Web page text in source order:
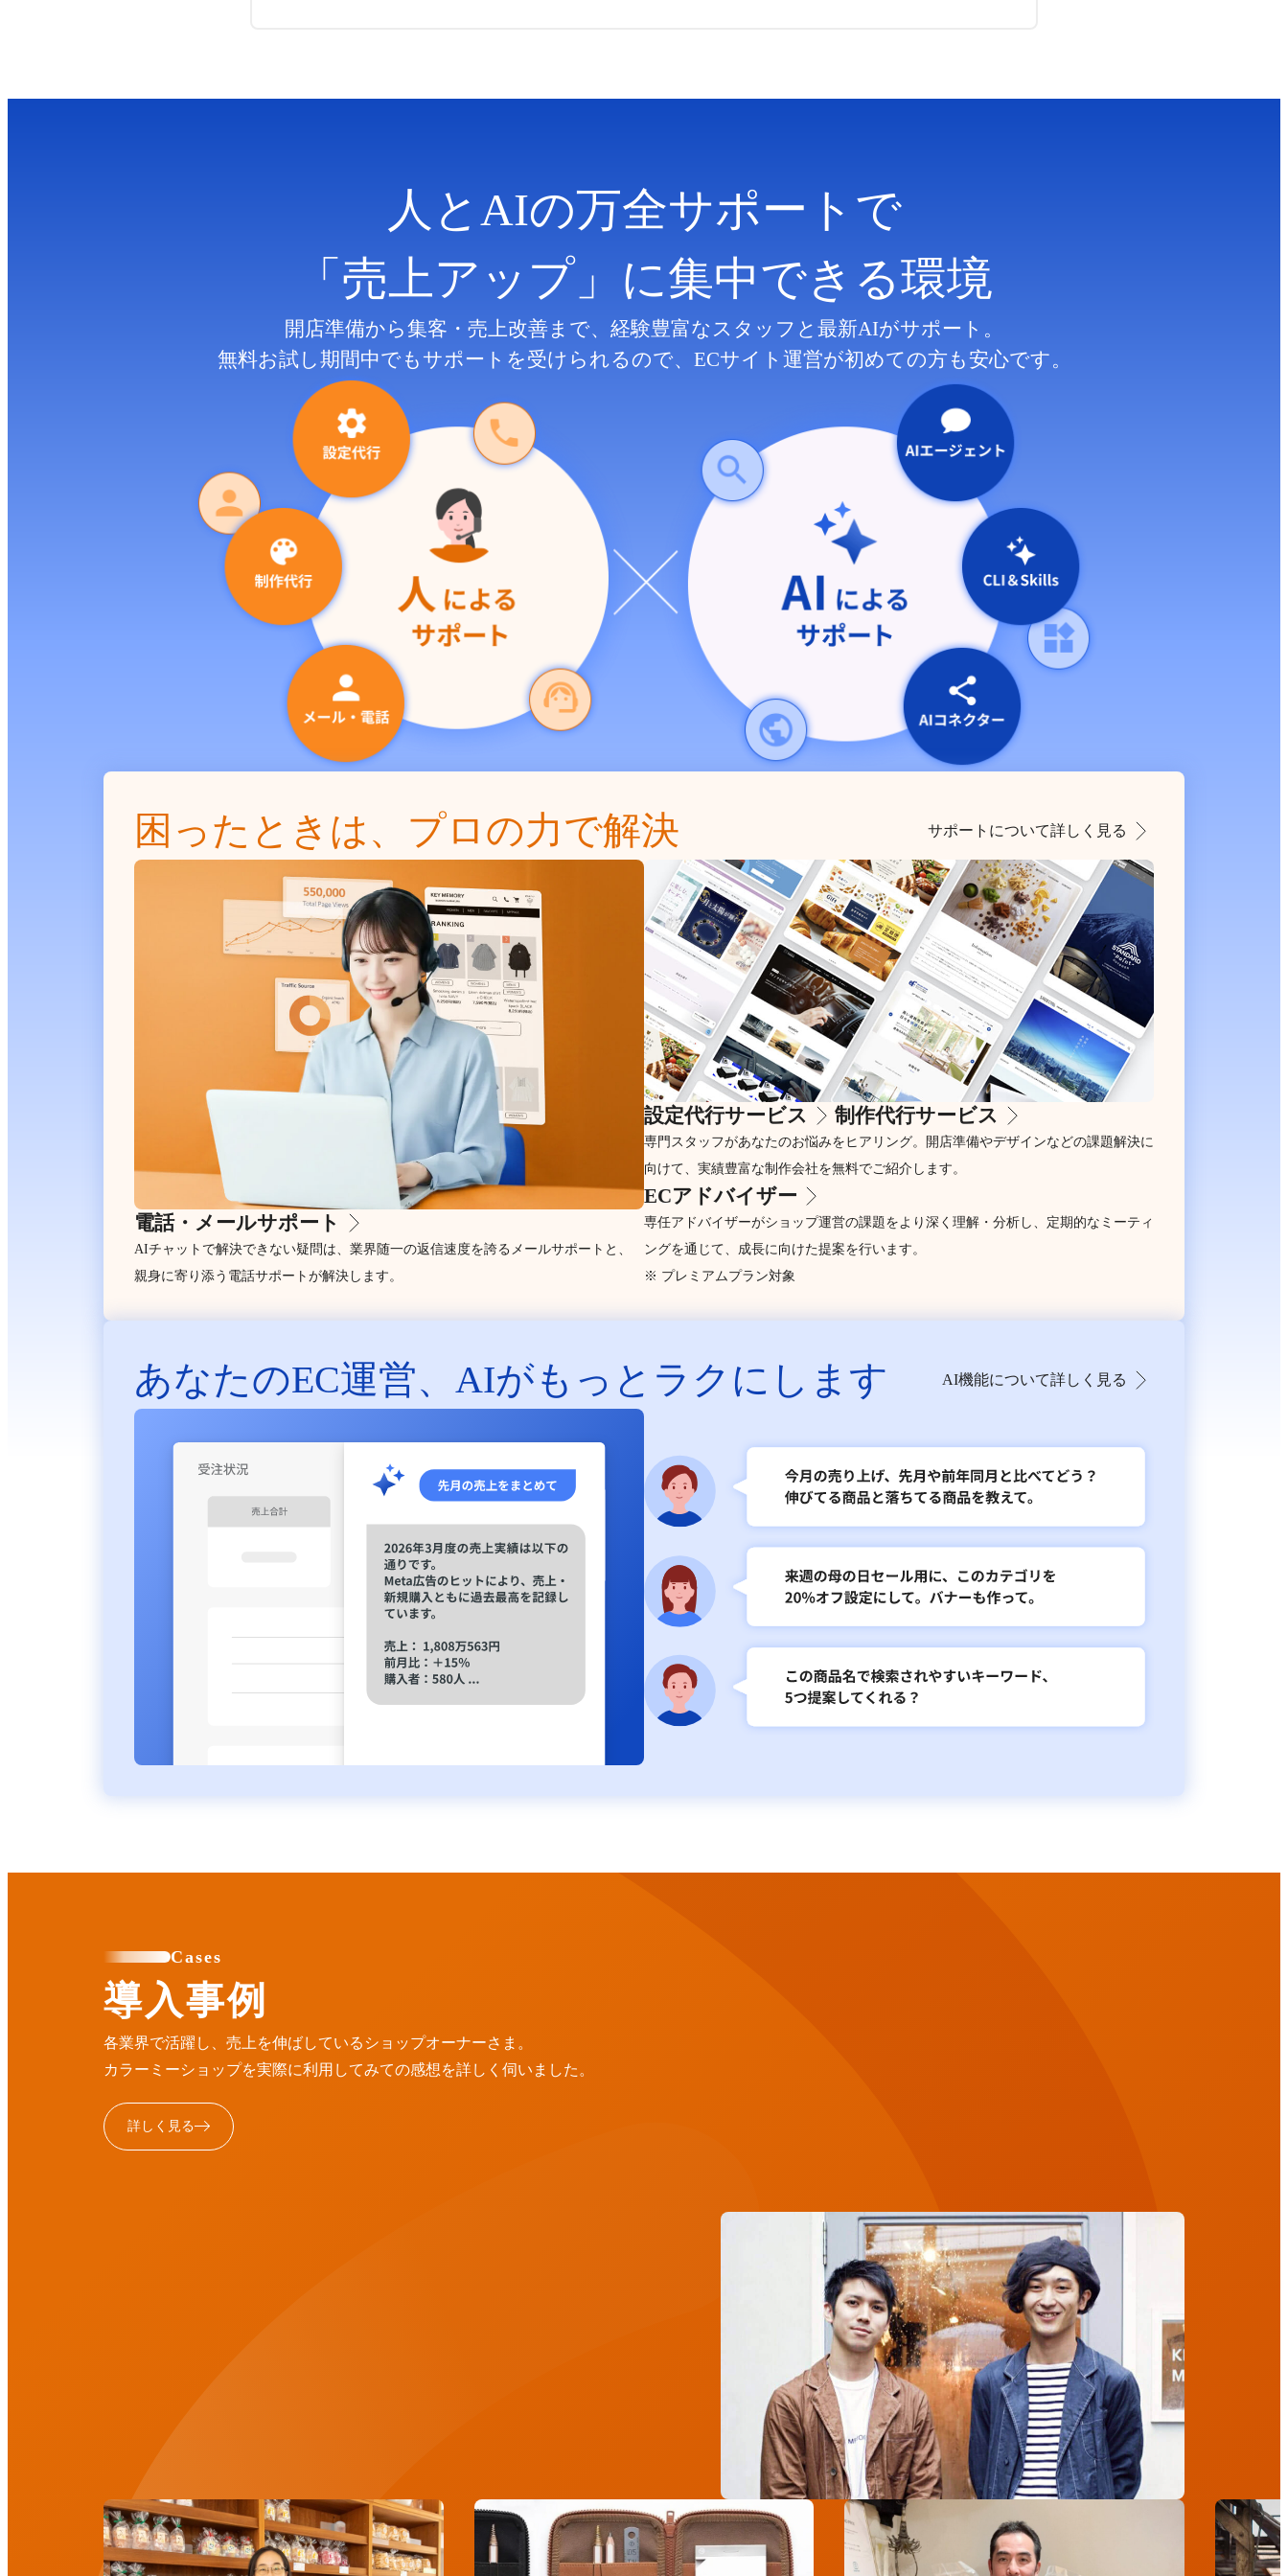
人とAIの万全サポートで
「売上アップ」に集中できる環境
開店準備から集客・売上改善まで、 経験豊富なスタッフと最新AIがサポート。
無料お試し期間中でもサポートを受けられるので、 ECサイト運営が初めての方も安心です。
困ったときは、プロの力で解決 サポートについて詳しく見る
電話・メールサポート
AIチャットで解決できない疑問は、業界随一の返信速度を誇るメールサポートと、
親身に寄り添う電話サポートが解決します。
設定代行サービス 制作代行サービス
専門スタッフがあなたのお悩みをヒアリング。開店準備やデザインなどの課題解決に
向けて、実績豊富な制作会社を無料でご紹介します。
ECアドバイザー
専任アドバイザーがショップ運営の課題をより深く理解・分析し、定期的なミーティ
ングを通じて、成長に向けた提案を行います。
※ プレミアムプラン対象
あなたのEC運営、 AIがもっとラクにします AI機能について詳しく見る
Cases
導入事例
各業界で活躍し、売上を伸ばしているショップオーナーさま。
カラーミーショップを実際に利用してみての感想を詳しく伺いました。
詳しく見る